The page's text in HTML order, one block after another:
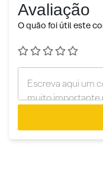
Avaliação
O quão foi útil este